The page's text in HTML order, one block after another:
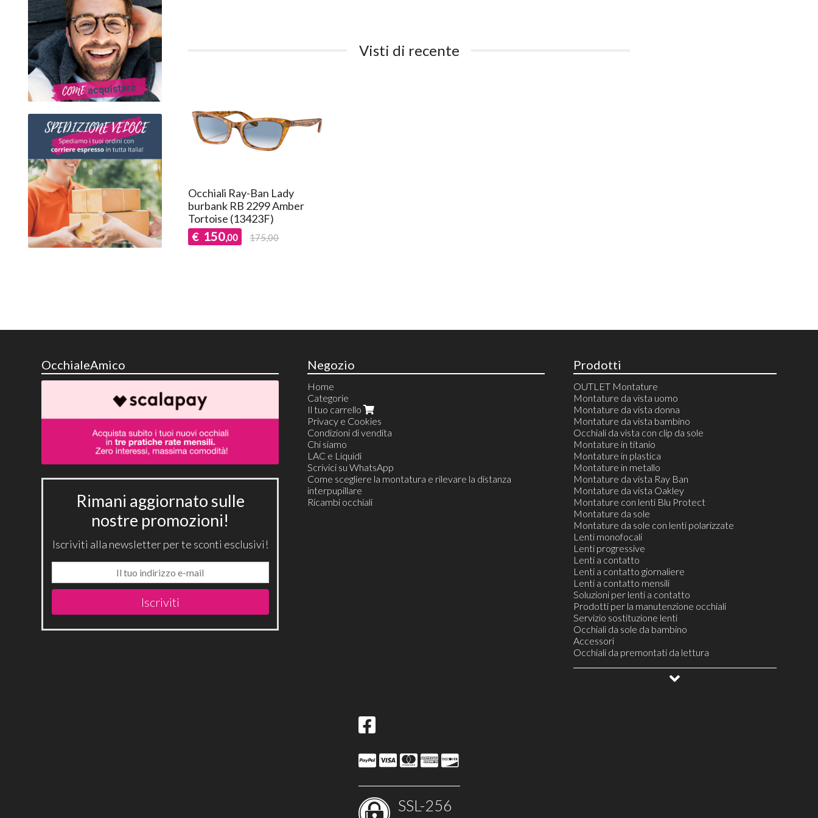
Visti di recente
Occhiali Ray-Ban Lady
burbank RB 2299 Amber
Tortoise (13423F)
€ 150,00 175,00
OcchialeAmico
Rimani aggiornato sulle
nostre promozioni!
Iscriviti alla newsletter per te sconti esclusivi!
Iscriviti
Negozio
Home
Categorie
Il tuo carrello
Privacy e Cookies
Condizioni di vendita
Chi siamo
LAC e Liquidi
Scrivici su WhatsApp
Come scegliere la montatura e rilevare la distanza
interpupillare
Ricambi occhiali
Prodotti
OUTLET Montature
Montature da vista uomo
Montature da vista donna
Montature da vista bambino
Occhiali da vista con clip da sole
Montature in titanio
Montature in plastica
Montature in metallo
Montature da vista Ray Ban
Montature da vista Oakley
Montature con lenti Blu Protect
Montature da sole
Montature da sole con lenti polarizzate
Lenti monofocali
Lenti progressive
Lenti a contatto
Lenti a contatto giornaliere
Lenti a contatto mensili
Soluzioni per lenti a contatto
Prodotti per la manutenzione occhiali
Servizio sostituzione lenti
Occhiali da sole da bambino
Accessori
Occhiali da premontati da lettura
Montature da vista unisex
SSL-256